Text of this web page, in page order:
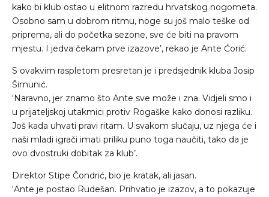
kako bi klub ostao u elitnom razredu hrvatskog nogometa.
Osobno sam u dobrom ritmu, noge su još malo teške od
priprema, ali do početka sezone, sve će biti na pravom
mjestu. I jedva čekam prve izazove’, rekao je Ante Ćorić.
S ovakvim raspletom presretan je i predsjednik kluba Josip
Šimunić.
‘Naravno, jer znamo što Ante sve može i zna. Vidjeli smo i
u prijateljskoj utakmici protiv Rogaške kako donosi razliku.
Još kada uhvati pravi ritam. U svakom slučaju, uz njega će i
naši mladi igrači imati priliku puno toga naučiti, tako da je
ovo dvostruki dobitak za klub’.
Direktor Stipe Čondrić, bio je kratak, ali jasan.
‘Ante je postao Rudešan. Prihvatio je izazov, a to pokazuje